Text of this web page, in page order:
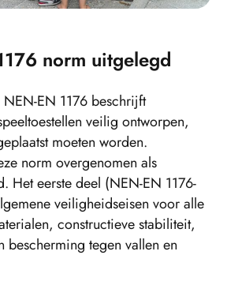
norm uitgelegd
EN 1176 beschrijft
veilig ontworpen,
moeten worden.
norm overgenomen als
Het eerste deel (NEN-EN 1176-
veiligheidseisen voor alle
constructieve stabiliteit,
bescherming tegen vallen en